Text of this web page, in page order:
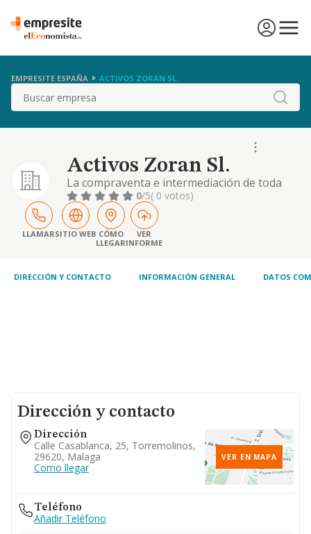
EMPRESITE ESPAÑA ACTIVOS ZORAN SL.
Buscar
Activos Zoran Sl.
La compraventa e intermediación de toda
clase de fincas rústicas y urbanas, la
promoción y construcción sobre las mismas
de toda clase de edificaciones, su
rehabilitación, reforma integral, venta o
arrendamiento no financiera, y la
o privadas. compraventa
0/5( 0 votos)
LLAMARSITIO WEB CÓMO
LLEGAR
VER
INFORME
DIRECCIÓN Y CONTACTO INFORMACIÓN GENERAL DATOS
Dirección y contacto
Dirección
Calle Casablanca, 25, Torremolinos,
29620, Malaga
Como llegar
VER EN MAPA
Teléfono
Añadir Teléfono